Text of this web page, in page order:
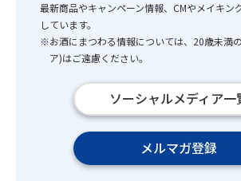
最新商品やキャンペーン情報、CMやメイキン
しています。
※お酒にまつわる情報については、20歳未満
ア)はご遠慮ください。
ソーシャルメディア一
メルマガ登録